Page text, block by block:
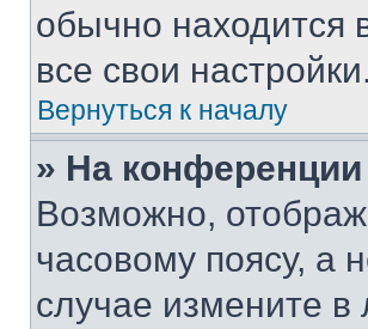
обычно находится
все свои настройки.
Вернуться к началу
» На
Возможно,
часовому поясу, а
случае измените в